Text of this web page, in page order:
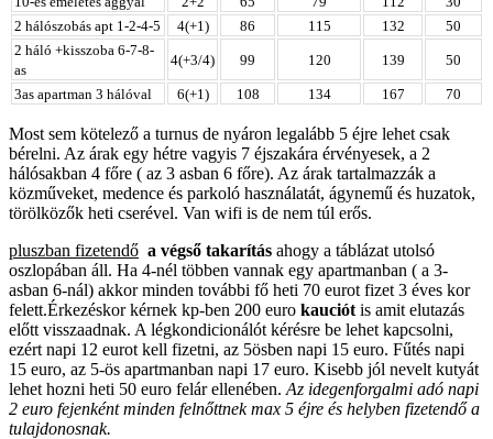
2 hálószobás apt 1-2-4-5
4(+1) 86 115 132
50
2 háló +kisszoba 6-7-8-
as
4(+3/4) 99 120 139 50
3as apartman 3 hálóval 6(+1) 108 134 167 70
Most sem kötelező a turnus de nyáron legalább 5 éjre lehet csak
bérelni. Az árak egy hétre vagyis 7 éjszakára érvényesek, a 2
hálósakban 4 főre ( az 3 asban 6 főre). Az árak tartalmazzák a
közműveket, medence és parkoló használatát, ágynemű és huzatok,
törölközők heti cserével. Van wifi is de nem túl erős.
pluszban fizetendő a végső takarítás ahogy a táblázat utolsó
oszlopában áll. Ha 4-nél többen vannak egy apartmanban ( a 3-
asban 6-nál) akkor minden további fő heti 70 eurot fizet 3 éves kor
felett.Érkezéskor kérnek kp-ben 200 euro kauciót is amit elutazás
előtt visszaadnak. A légkondicionálót kérésre be lehet kapcsolni,
ezért napi 12 eurot kell fizetni, az 5ösben napi 15 euro. Fűtés napi
15 euro, az 5-ös apartmanban napi 17 euro. Kisebb jól nevelt kutyát
lehet hozni heti 50 euro felár ellenében. Az idegenforgalmi adó napi
2 euro fejenként minden felnőttnek max 5 éjre és helyben fizetendő a
tulajdonosnak.